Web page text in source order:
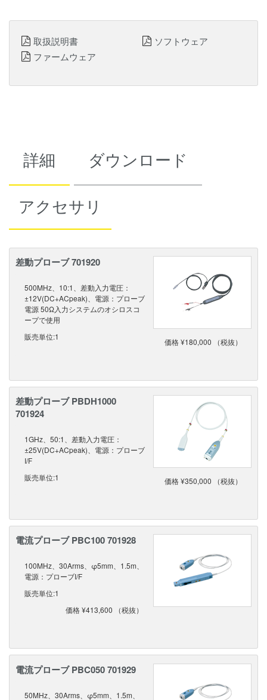
取扱説明書
ソフトウェア
ファームウェア
詳細 ダウンロード
アクセサリ
差動プローブ 701920
500MHz、10:1、差動入力電圧：
±12V(DC+ACpeak)、電源：プローブ
電源 50Ω入力システムのオシロスコ
ープで使用
販売単位:1
価格 ¥180,000 （税抜）
差動プローブ PBDH1000
701924
1GHz、50:1、差動入力電圧：
±25V(DC+ACpeak)、電源：プローブ
I/F
販売単位:1
価格 ¥350,000 （税抜）
電流プローブ PBC100 701928
100MHz、30Arms、φ5mm、1.5m、
電源：プローブI/F
販売単位:1
価格 ¥413,600 （税抜）
電流プローブ PBC050 701929
50MHz、30Arms、φ5mm、1.5m、